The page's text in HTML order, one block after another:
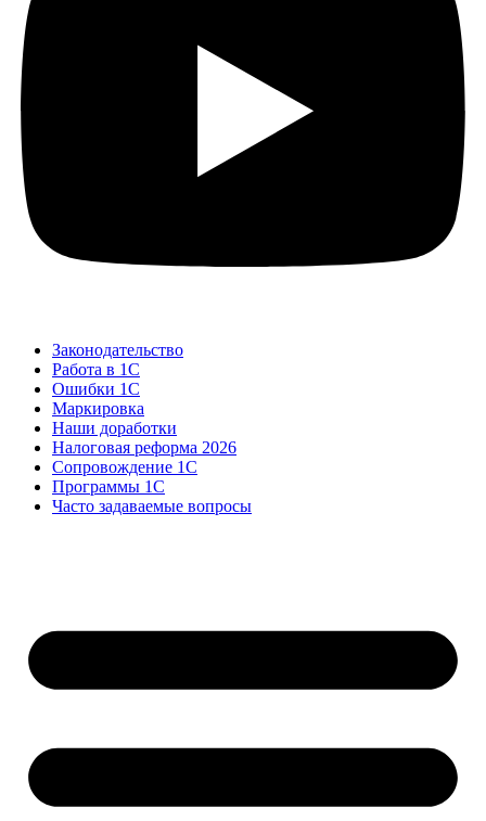
Законодательство
Работа в 1С
Ошибки 1С
Маркировка
Наши доработки
Налоговая реформа 2026
Сопровождение 1С
Программы 1С
Часто задаваемые вопросы